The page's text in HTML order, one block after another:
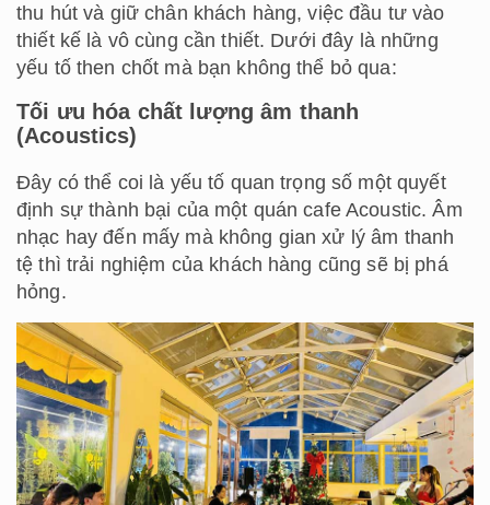
thu hút và giữ chân khách hàng, việc đầu tư vào
thiết kế là vô cùng cần thiết. Dưới đây là những
yếu tố then chốt mà bạn không thể bỏ qua:
Tối ưu hóa chất lượng âm thanh
(Acoustics)
Đây có thể coi là yếu tố quan trọng số một quyết
định sự thành bại của một quán cafe Acoustic. Âm
nhạc hay đến mấy mà không gian xử lý âm thanh
tệ thì trải nghiệm của khách hàng cũng sẽ bị phá
hỏng.